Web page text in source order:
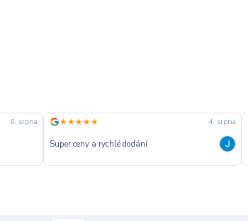
6. srpna ★★★★★ 4. srpna
Super ceny a rychlé dodání